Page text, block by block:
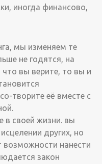
иногда финансово,
мы изменяем те
не годятся, на
вы верите, то вы и
творите её вместе с
в своей жизни. вы
других, но
нанести
закон